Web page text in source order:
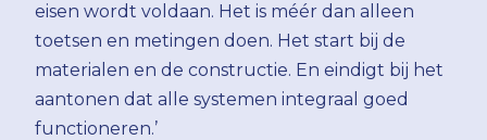
eisen wordt voldaan. Het is méér dan alleen
toetsen en metingen doen. Het start bij de
materialen en de constructie. En eindigt bij het
aantonen dat alle systemen integraal goed
functioneren.’